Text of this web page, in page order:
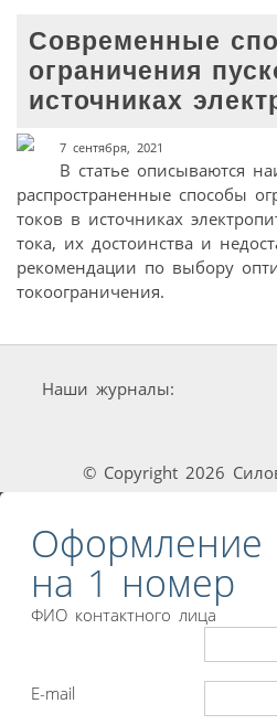
Современные
ограничения
источниках
7 сентября, 2021
В статье описываются
распространенные способы
токов в источниках
тока, их достоинства и
рекомендации по выбору
токоограничения.
Наши журналы:
© Copyright 2026
Оформление
на 1 номер
ФИО контактного лица
E-mail